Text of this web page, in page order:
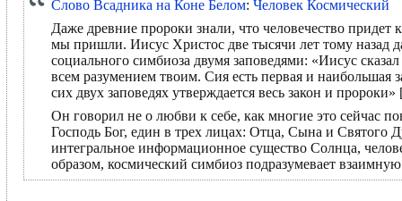
Слово Всадника на Коне Белом: Человек Космический
Даже древние пророки знали, что человечество придет
мы пришли. Иисус Христос две тысячи лет тому назад
социального симбиоза двумя заповедями: «Иисус
всем разумением твоим. Сия есть первая и наибольшая
сих двух заповедях утверждается весь закон и
Он говорил не о любви к себе, как многие это сейчас
Господь Бог, един в трех лицах: Отца, Сына и Святого
интегральное информационное существо Солнца,
образом, космический симбиоз подразумевает